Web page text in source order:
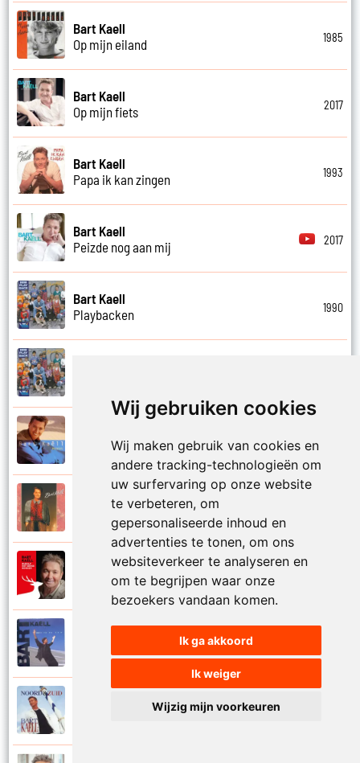
Wij gebruiken cookies
Wij maken gebruik van cookies en
andere tracking-technologieën om
uw surfervaring op onze website
te verbeteren, om
gepersonaliseerde inhoud en
advertenties te tonen, om ons
websiteverkeer te analyseren en
om te begrijpen waar onze
bezoekers vandaan komen.
Ik ga akkoord
Ik weiger
Wijzig mijn voorkeuren
Bart Kaell
Op mijn eiland
1985
Bart Kaell
Op mijn fiets
2017
Bart Kaell
Papa ik kan zingen
1993
Bart Kaell
Peizde nog aan mij
2017
Bart Kaell
Playbacken
1990
Prinses
Bart Kaell
Bart Kaell
Rudolf het gekke rendier
Samen in de zon